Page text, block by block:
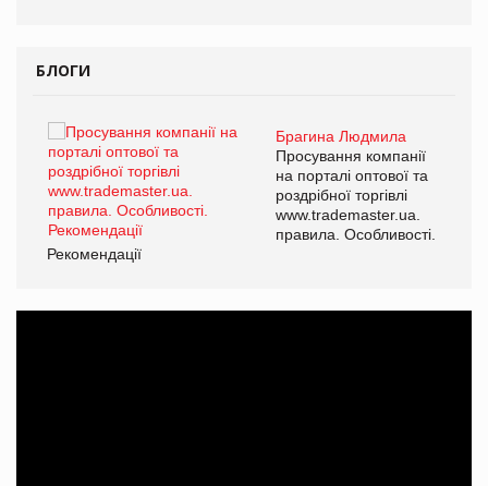
БЛОГИ
Брагина Людмила
Просування компанії
на порталі оптової та
роздрібної торгівлі
www.trademaster.ua.
правила. Особливості.
Рекомендації